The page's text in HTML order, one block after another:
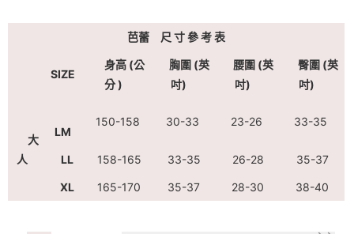
芭蕾 尺 寸 參 考 表
SIZE
身高 (公
分 )
胸圍 (英
吋)
腰圍 (英
吋)
臀圍 (英
吋)
大
人
LM
150-158 30-33 23-26 33-35
LL 158-165 33-35 26-28 35-37
XL 165-170 35-37 28-30 38-40